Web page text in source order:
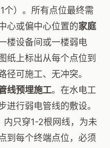
个）。所有点位最终需
心或偏中心位置的家庭
楼设备间或一楼弱电
纸上标出从每个点位到
径可施工、无冲突。
线预埋施工。在水电工
进行弱电管线的敷设。
只穿1-2根网线，为未
到每个终端点位，必须